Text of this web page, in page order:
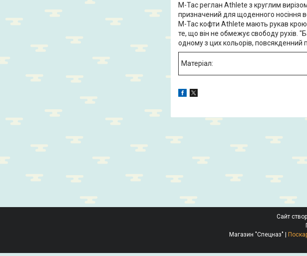
M-Tac реглан Athlete з круглим
призначений для щоденного носіння
M-Tac кофти Athlete мають рукав
те, що він не обмежує свободу рухів.
одному з цих кольорів, повсякденний
Матеріал:
Сайт
Магазин "Спецназ" |